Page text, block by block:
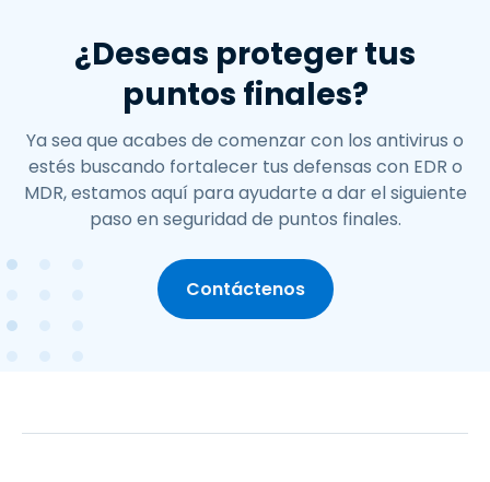
¿Deseas proteger tus
puntos finales?
Ya sea que acabes de comenzar con los antivirus o
estés buscando fortalecer tus defensas con EDR o
MDR, estamos aquí para ayudarte a dar el siguiente
paso en seguridad de puntos finales.
Contáctenos